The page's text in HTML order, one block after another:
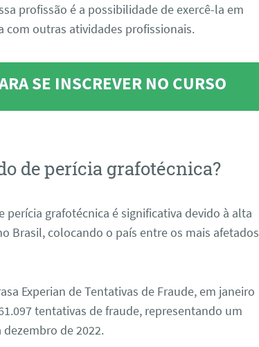
profissão é a possibilidade de exercê-la em
com outras atividades profissionais.
SE INSCREVER NO CURSO
de perícia grafotécnica?
perícia grafotécnica é significativa devido à alta
Brasil, colocando o país entre os mais afetados
Experian de Tentativas de Fraude, em janeiro
tentativas de fraude, representando um
de 2022.